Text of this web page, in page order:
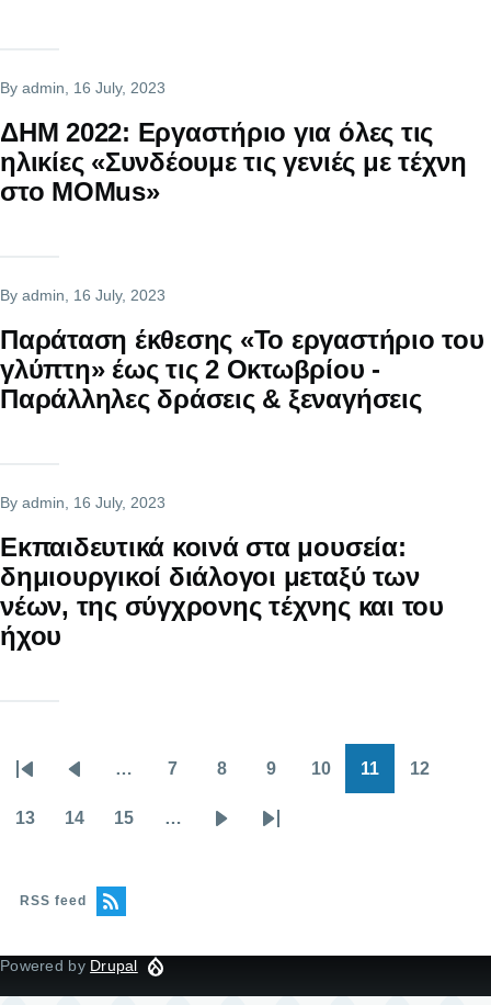
By admin , 16 July, 2023
ΔΗΜ 2022: Εργαστήριο για όλες τις
ηλικίες «Συνδέουμε τις γενιές με τέχνη
στο MOMus»
By admin , 16 July, 2023
Παράταση έκθεσης «Το εργαστήριο του
γλύπτη» έως τις 2 Οκτωβρίου -
Παράλληλες δράσεις & ξεναγήσεις
By admin , 16 July, 2023
Εκπαιδευτικά κοινά στα μουσεία:
δημιουργικοί διάλογοι μεταξύ των
νέων, της σύγχρονης τέχνης και του
ήχου
Pagination
First
page
Previous
page
… 7 8 9 10 11 12
13 14 15 …
Last
RSS feed
Powered by Drupal